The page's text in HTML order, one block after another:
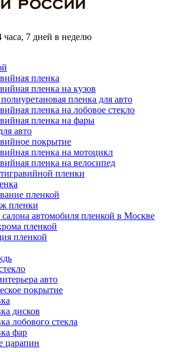
часа, 7 дней в неделю
пленка
пленка на кузов
пленка для авто
пленка на лобовое стекло
пленка на фары
авто
покрытие
пленка на мотоцикл
пленка на велосипед
пленки
пленкой
пленки
автомобиля пленкой в Москве
пленкой
пленкой
авто
покрытие
дисков
лобового стекла
фар
царапин